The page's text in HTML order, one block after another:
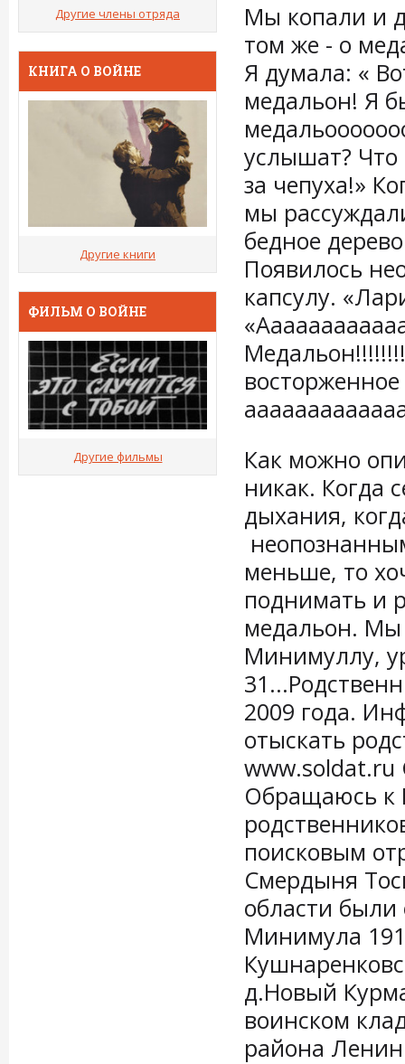
Мы копали и
том же - о
Я думала: «
медальон! Я
услышат? Что
за чепуха!»
мы
бедное
Появилось
капсулу.
восторженное
Как можно
никак. Когда
дыхания,
меньше, то
поднимать и
медальон. Мы
Минимуллу,
2009 года.
отыскать
www.soldat.ru
Обращаюсь к
поисковым
Смердыня
области были
Минимула
д.Новый
воинском
района
Другие члены отряда
КНИГА О ВОЙНЕ
Другие книги
ФИЛЬМ О ВОЙНЕ
Другие фильмы